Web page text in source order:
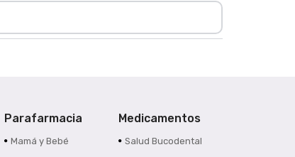
Parafarmacia
Mamá y Bebé
Medicamentos
Salud Bucodental